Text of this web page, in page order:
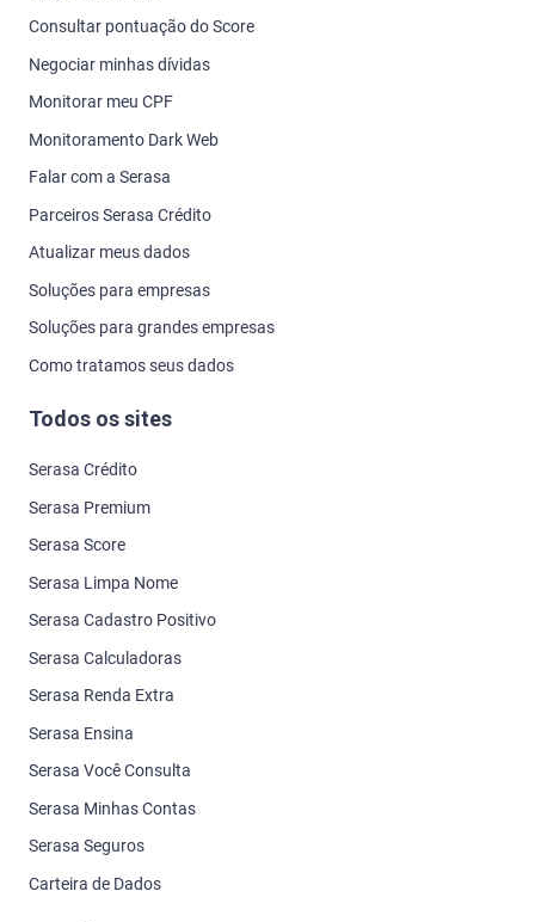
Consultar pontuação do Score
Negociar minhas dívidas
Monitorar meu CPF
Monitoramento Dark Web
Falar com a Serasa
Parceiros Serasa Crédito
Atualizar meus dados
Soluções para empresas
Soluções para grandes empresas
Como tratamos seus dados
Todos os sites
Serasa Crédito
Serasa Premium
Serasa Score
Serasa Limpa Nome
Serasa Cadastro Positivo
Serasa Calculadoras
Serasa Renda Extra
Serasa Ensina
Serasa Você Consulta
Serasa Minhas Contas
Serasa Seguros
Carteira de Dados